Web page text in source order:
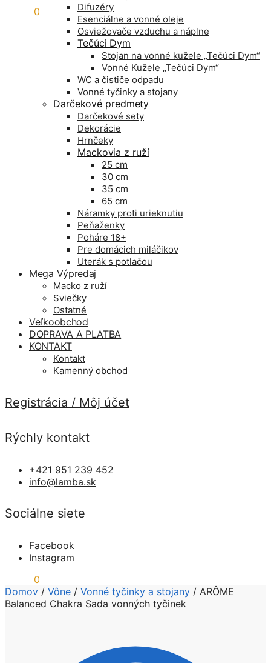
0
Difuzéry
Esenciálne a vonné oleje
Osviežovače vzduchu a náplne
Tečúci Dym
Stojan na vonné kužele „Tečúci Dym“
Vonné Kužele „Tečúci Dym“
WC a čističe odpadu
Vonné tyčinky a stojany
Darčekové predmety
Darčekové sety
Dekorácie
Hrnčeky
Mackovia z ruží
25 cm
30 cm
35 cm
65 cm
Náramky proti urieknutiu
Peňaženky
Poháre 18+
Pre domácich miláčikov
Uterák s potlačou
Mega Výpredaj
Macko z ruží
Sviečky
Ostatné
Veľkoobchod
DOPRAVA A PLATBA
KONTAKT
Kontakt
Kamenný obchod
Registrácia / Môj účet
Rýchly kontakt
+421 951 239 452
info@lamba.sk
Sociálne siete
Facebook
Instagram
0
Domov / Vône / Vonné tyčinky a stojany / ARÔME
Balanced Chakra Sada vonných tyčinek